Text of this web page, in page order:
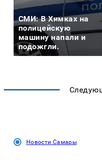
СМИ: В Химках на
полицейскую
машину напали и
подожгли.
Новости Самары